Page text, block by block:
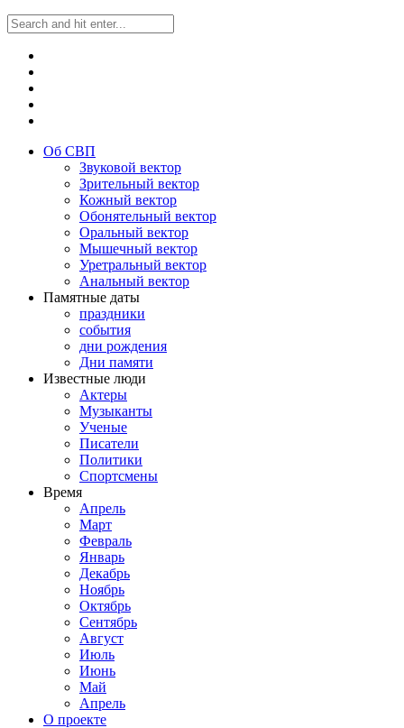
Об СВП
Звуковой вектор
Зрительный вектор
Кожный вектор
Обонятельный вектор
Оральный вектор
Мышечный вектор
Уретральный вектор
Анальный вектор
Памятные даты
праздники
события
дни рождения
Дни памяти
Известные люди
Актеры
Музыканты
Ученые
Писатели
Политики
Спортсмены
Время
Апрель
Март
Февраль
Январь
Декабрь
Ноябрь
Октябрь
Сентябрь
Август
Июль
Июнь
Май
Апрель
О проекте